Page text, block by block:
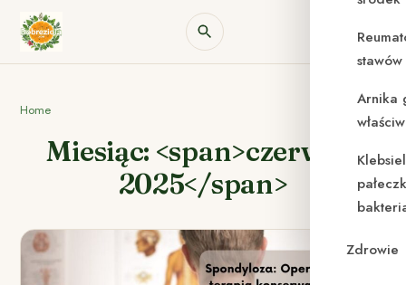
Arnika
Zdrowie
Home
Miesiąc: <span>czerwiec
2025</span>